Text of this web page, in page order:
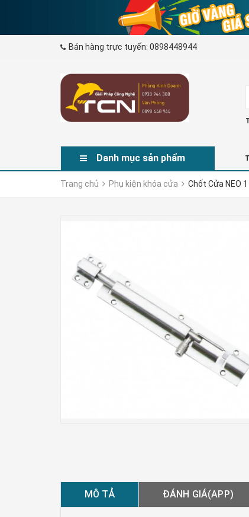
Bán hàng trực tuyến: 0898448944
Danh mục sản phẩm
Trang chủ Phụ kiện khóa cửa Chốt Cửa NEO
MÔ TẢ ĐÁNH GIÁ(APP)